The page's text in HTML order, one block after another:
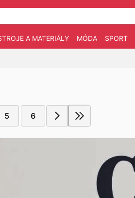
A MATERIÁLY MÓDA SPORT
5 6